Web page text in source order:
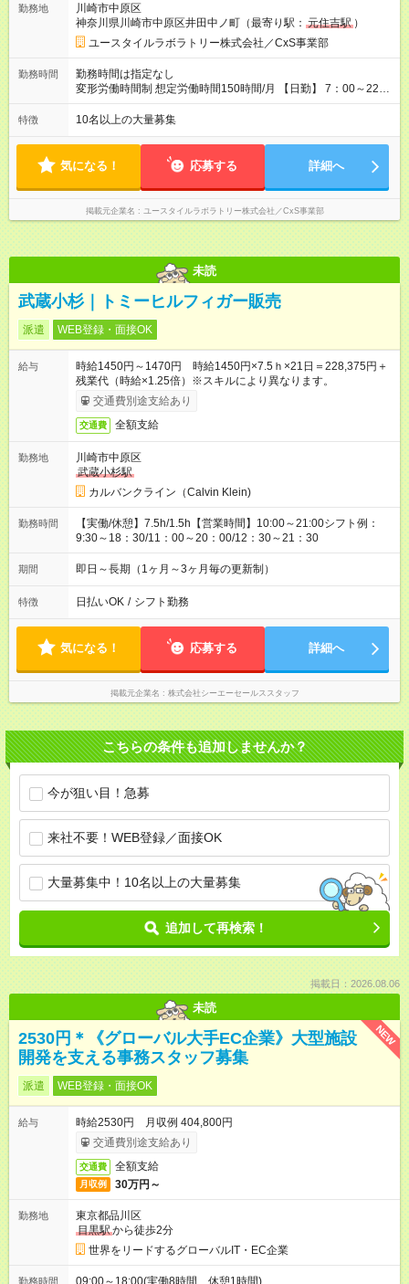
30.2万円 ［入社3年目以降］ ジュニアコーディネー／月収
36.6万円以上 ※経験・能力等を考慮。 【試用期間】試用期間あ
り 試用期間の長さ：2ヶ月 雇用形態、給与は本採用時と同じで
す。
勤務地
川崎市中原区
神奈川県川崎市中原区井田中ノ町（最寄り駅： 元住吉駅 ）
ユースタイルラボラトリー株式会社／CxS事業部
勤務時間
勤務時間は指定なし
変形労働時間制 想定労働時間150時間/月 【日勤】 7：00～22：
00の間で7.5時間勤務／休憩1時間 【夜勤】 17：00～翌10：00
の15時間勤務／休憩２時間 ※勤務時間は各施設のシフトによる
間程度）
特徴 10名以上の大量募集
気になる！ 応募する 詳細へ
掲載元企業名 ユースタイルラボラトリー株式会社／CxS事業部
未読
武蔵小杉｜トミーヒルフィガー販売
派遣 WEB登録・面接OK
給与
時給1450円～1470円 時給1450円×7.5ｈ×21日＝228,375円＋
残業代（時給×1.25倍）※スキルにより異なります。
交通費別途支給あり
交通費 全額支給
勤務地
川崎市中原区
武蔵小杉駅
カルバンクライン（Calvin Klein)
勤務時間
【実働/休憩】7.5h/1.5h【営業時間】10:00～21:00シフト例：
9:30～18：30/11：00～20：00/12：30～21：30
期間 即日～長期（1ヶ月～3ヶ月毎の更新制）
特徴 日払いOK / シフト勤務
気になる！ 応募する 詳細へ
掲載元企業名 株式会社シーエーセールススタッフ
こちらの条件も追加しませんか？
今が狙い目！急募
来社不要！WEB登録／面接OK
大量募集中！10名以上の大量募集
追加して再検索！
掲載日：2026.08.06
未読
NEW
2530円＊《グローバル大手EC企業》大型施設
開発を支える事務スタッフ募集
派遣 WEB登録・面接OK
給与
時給2530円 月収例 404,800円
交通費別途支給あり
交通費 全額支給
月収例 30万円～
勤務地
東京都品川区
目黒駅から徒歩2分
世界をリードするグローバルIT・EC企業
勤務時間 09:00～18:00(実働8時間 休憩1時間)